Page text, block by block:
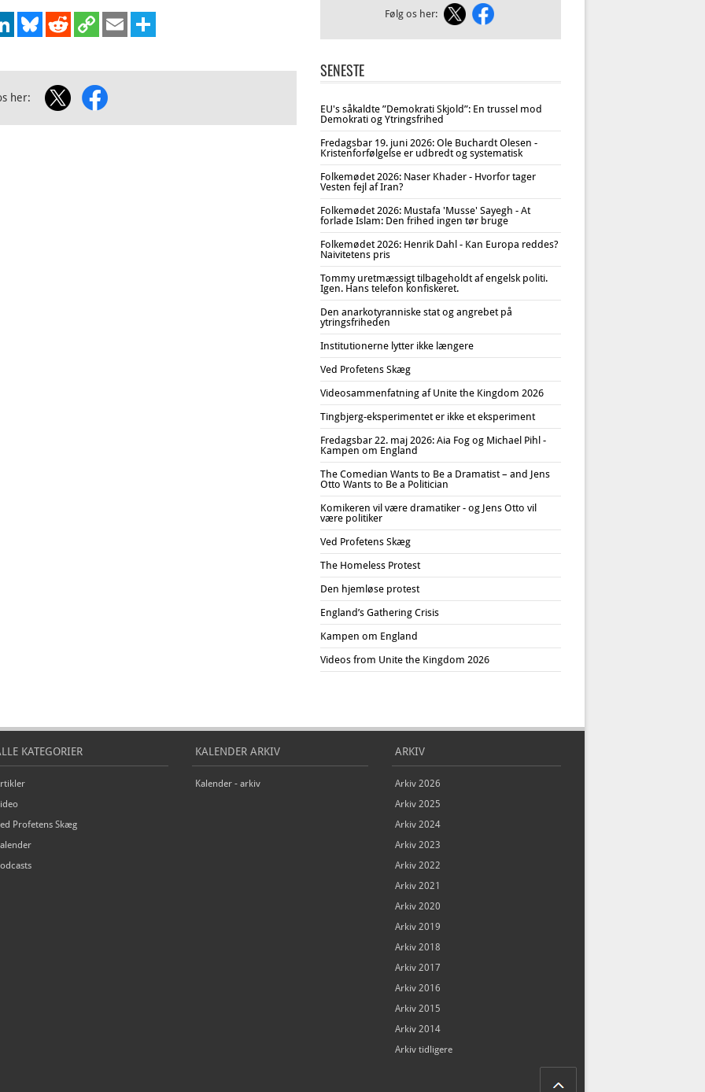
LinkedInBluesky Reddit
Copy
Link
Email
her:
Følg os her:
SENESTE
EU's såkaldte ”Demokrati Skjold”: En trussel mod
Demokrati og Ytringsfrihed
Fredagsbar 19. juni 2026: Ole Buchardt Olesen -
Kristenforfølgelse er udbredt og systematisk
Folkemødet 2026: Naser Khader - Hvorfor tager
Vesten fejl af Iran?
Folkemødet 2026: Mustafa 'Musse' Sayegh - At
forlade Islam: Den frihed ingen tør bruge
Folkemødet 2026: Henrik Dahl - Kan Europa reddes?
Naivitetens pris
Tommy uretmæssigt tilbageholdt af engelsk politi.
Igen. Hans telefon konfiskeret.
Den anarkotyranniske stat og angrebet på
ytringsfriheden
Institutionerne lytter ikke længere
Ved Profetens Skæg
Videosammenfatning af Unite the Kingdom 2026
Tingbjerg-eksperimentet er ikke et eksperiment
Fredagsbar 22. maj 2026: Aia Fog og Michael Pihl -
Kampen om England
The Comedian Wants to Be a Dramatist – and Jens
Otto Wants to Be a Politician
Komikeren vil være dramatiker - og Jens Otto vil
være politiker
Ved Profetens Skæg
The Homeless Protest
Den hjemløse protest
England’s Gathering Crisis
Kampen om England
Videos from Unite the Kingdom 2026
KATEGORIER
Profetens Skæg
KALENDER ARKIV
Kalender - arkiv
ARKIV
Arkiv 2026
Arkiv 2025
Arkiv 2024
Arkiv 2023
Arkiv 2022
Arkiv 2021
Arkiv 2020
Arkiv 2019
Arkiv 2018
Arkiv 2017
Arkiv 2016
Arkiv 2015
Arkiv 2014
Arkiv tidligere